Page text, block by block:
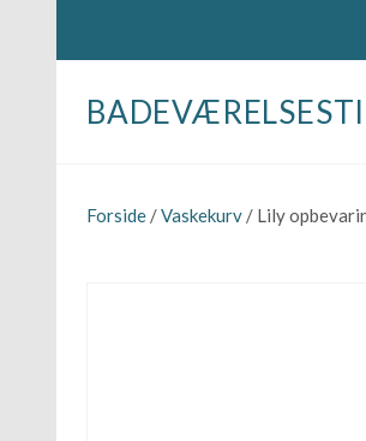
Forside /Vaskekurv / Lily